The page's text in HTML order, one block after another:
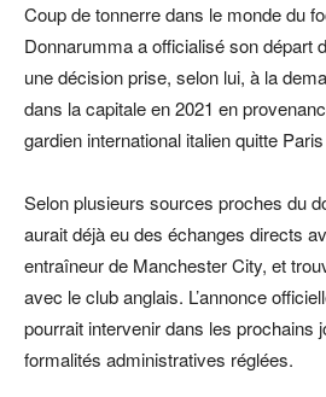
Coup de tonnerre dans le monde du
Donnarumma a officialisé son départ
une décision prise, selon lui, à la
dans la capitale en 2021 en
gardien international italien quitte
Selon plusieurs sources proches du
aurait déjà eu des échanges directs
entraîneur de Manchester City, et
avec le club anglais. L’annonce
pourrait intervenir dans les prochains
formalités administratives réglées.